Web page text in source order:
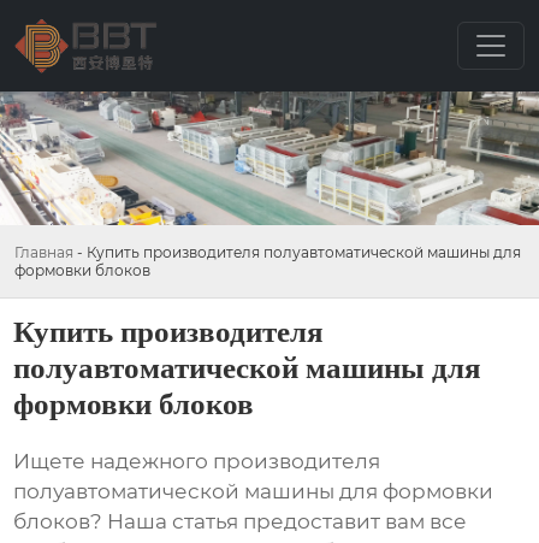
Главная - Купить производителя полуавтоматической машины для
формовки блоков
Купить производителя
полуавтоматической машины для
формовки блоков
Ищете надежного производителя
полуавтоматической машины для формовки
блоков? Наша статья предоставит вам все